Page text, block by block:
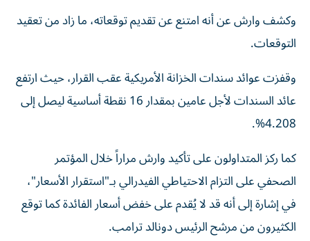
وكشف وارش عن أنه امتنع عن تقديم توقعاته، ما زاد من تعقيد
التوقعات.
وقفزت عوائد سندات الخزانة الأمريكية عقب القرار، حيث ارتفع
عائد السندات لأجل عامين بمقدار 16 نقطة أساسية ليصل إلى
4.208%.
كما ركز المتداولون على تأكيد وارش مراراً خلال المؤتمر
الصحفي على التزام الاحتياطي الفيدرالي بـ"استقرار الأسعار"،
في إشارة إلى أنه قد لا يُقدم على خفض أسعار الفائدة كما توقع
الكثيرون من مرشح الرئيس دونالد ترامب.